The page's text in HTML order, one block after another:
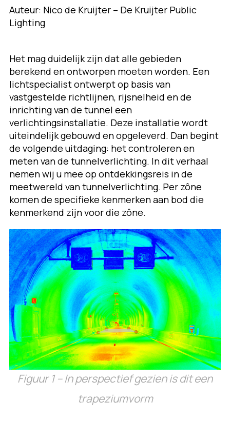
Auteur: Nico de Kruijter – De Kruijter Public
Lighting
Het mag duidelijk zijn dat alle gebieden
berekend en ontworpen moeten worden. Een
lichtspecialist ontwerpt op basis van
vastgestelde richtlijnen, rijsnelheid en de
inrichting van de tunnel een
verlichtingsinstallatie. Deze installatie wordt
uiteindelijk gebouwd en opgeleverd. Dan begint
de volgende uitdaging: het controleren en
meten van de tunnelverlichting. In dit verhaal
nemen wij u mee op ontdekkingsreis in de
meetwereld van tunnelverlichting. Per zône
komen de specifieke kenmerken aan bod die
kenmerkend zijn voor die zône.
Figuur 1 – In perspectief gezien is dit een
trapeziumvorm